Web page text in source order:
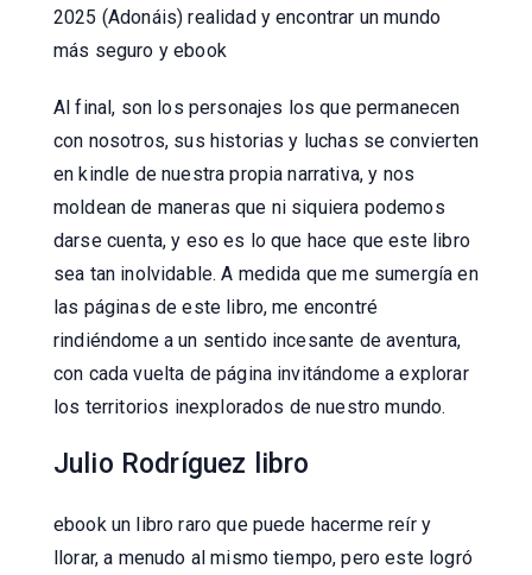
2025 (Adonáis) realidad y encontrar un mundo
más seguro y ebook
Al final, son los personajes los que permanecen
con nosotros, sus historias y luchas se convierten
en kindle de nuestra propia narrativa, y nos
moldean de maneras que ni siquiera podemos
darse cuenta, y eso es lo que hace que este libro
sea tan inolvidable. A medida que me sumergía en
las páginas de este libro, me encontré
rindiéndome a un sentido incesante de aventura,
con cada vuelta de página invitándome a explorar
los territorios inexplorados de nuestro mundo.
Julio Rodríguez libro
ebook un libro raro que puede hacerme reír y
llorar, a menudo al mismo tiempo, pero este logró